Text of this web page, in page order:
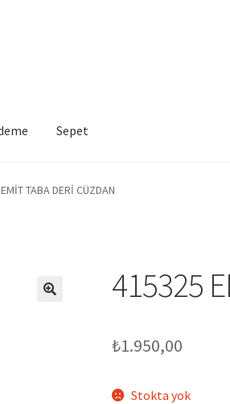
Sepet
KOŞULLARIİptal ve İade Politikası
TABA DERİ CÜZDAN
415325
₺1.950,00
Stokta yok